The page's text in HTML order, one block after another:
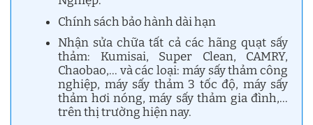
Chính sách bảo hành dài hạn
Nhận sửa chữa tất cả các hãng quạt sấy
thảm: Kumisai, Super Clean, CAMRY,
Chaobao,… và các loại: máy sấy thảm công
nghiệp, máy sấy thảm 3 tốc độ, máy sấy
thảm hơi nóng, máy sấy thảm gia đình,…
trên thị trường hiện nay.